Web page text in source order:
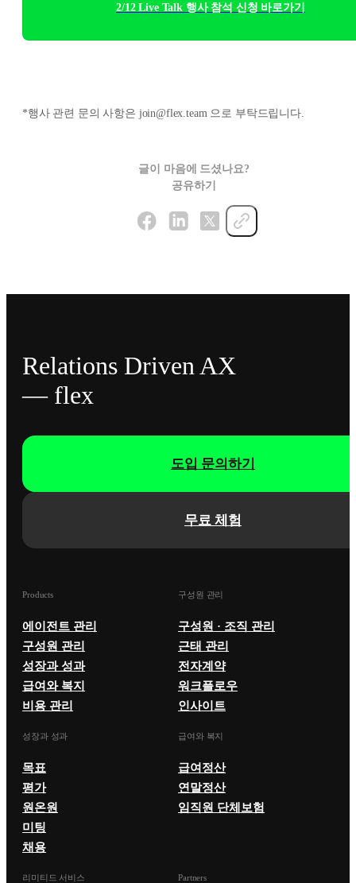
2/12 Live Talk 행사 참석 신청 바로가기
*행사 관련 문의 사항은 join@flex.team 으로 부탁드립니다.
글이 마음에 드셨나요?
공유하기
Relations Driven AX
— flex
무료 체험
도입 문의하기
Products
에이전트 관리
구성원 관리
성장과 성과
급여와 복지
비용 관리
구성원 관리
구성원 · 조직 관리
근태 관리
전자계약
워크플로우
인사이트
성장과 성과
목표
평가
원온원
미팅
채용
급여와 복지
급여정산
연말정산
임직원 단체보험
리미티드 서비스 Partners